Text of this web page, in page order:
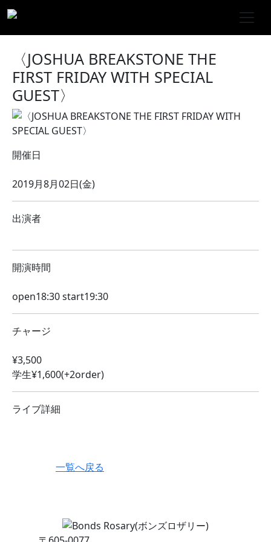
〈JOSHUA BREAKSTONE THE
FIRST FRIDAY WITH SPECIAL
GUEST〉
開催日
2019月8月02日(金)
出演者
開演時間
open18:30 start19:30
チャージ
¥3,500
学生¥1,600(+2order)
ライブ詳細
一覧へ戻る